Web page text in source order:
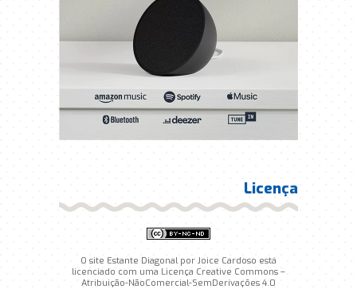
Licença
O site Estante Diagonal por Joice Cardoso está
licenciado com uma Licença Creative Commons –
Atribuição-NãoComercial-SemDerivações 4.0